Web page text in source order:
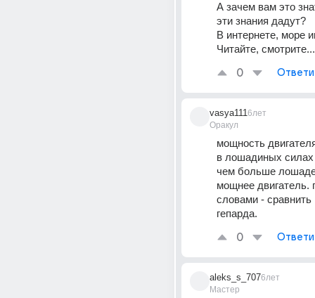
А зачем вам это
эти знания дадут?
В интернете, море
Читайте, смотрите...
0
vasya111
Оракул
6лет
мощность
в лошадиных силах
чем больше
мощнее двигатель.
словами - сравнить
гепарда.
0
aleks_s_707
Мастер
6лет